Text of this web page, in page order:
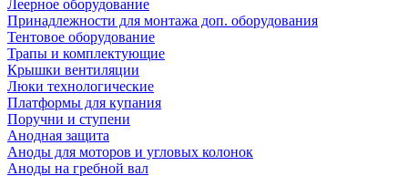
Леерное оборудование
Принадлежности для монтажа доп. оборудования
Тентовое оборудование
Трапы и комплектующие
Крышки вентиляции
Люки технологические
Платформы для купания
Поручни и ступени
Анодная защита
Аноды для моторов и угловых колонок
Аноды на гребной вал